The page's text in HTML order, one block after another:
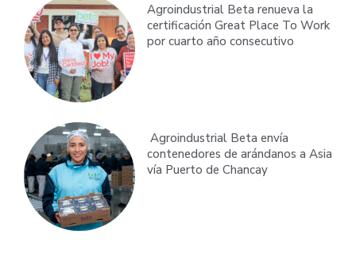
Agroindustrial Beta renueva la
certificación Great Place To Work
por cuarto año consecutivo
Agroindustrial Beta envía
contenedores de arándanos a Asia
vía Puerto de Chancay